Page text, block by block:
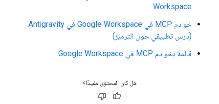
Workspace
خوادم MCP في Google Workspace في Antigravity
(درس تطبيقي حول الترميز)
قائمة بخوادم MCP في Google Workspace
هل كان المحتوى مفيدًا؟